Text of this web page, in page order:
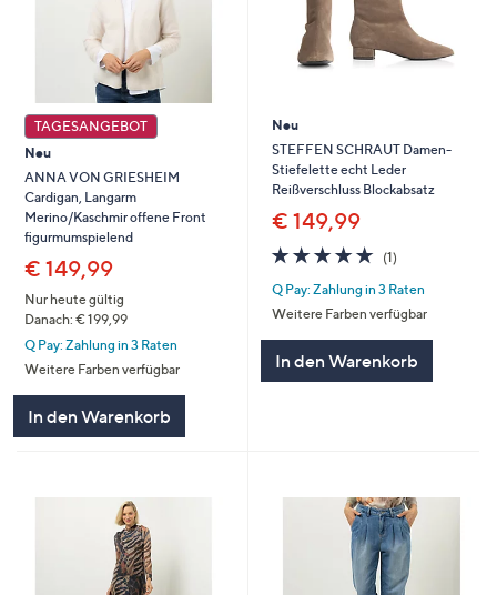
TAGESANGEBOT
Neu
ANNA VON GRIESHEIM
Cardigan, Langarm
Merino/Kaschmir offene Front
figurmumspielend
€ 149,99
Nur heute gültig
Danach: € 199,99
Q Pay: Zahlung in 3 Raten
Weitere Farben verfügbar
In den Warenkorb
Neu
STEFFEN SCHRAUT Damen-
Stiefelette echt Leder
Reißverschluss Blockabsatz
€ 149,99
5.0
von
5
(1)1
Q Pay: Zahlung in 3 Raten
Weitere Farben verfügbar
In den Warenkorb